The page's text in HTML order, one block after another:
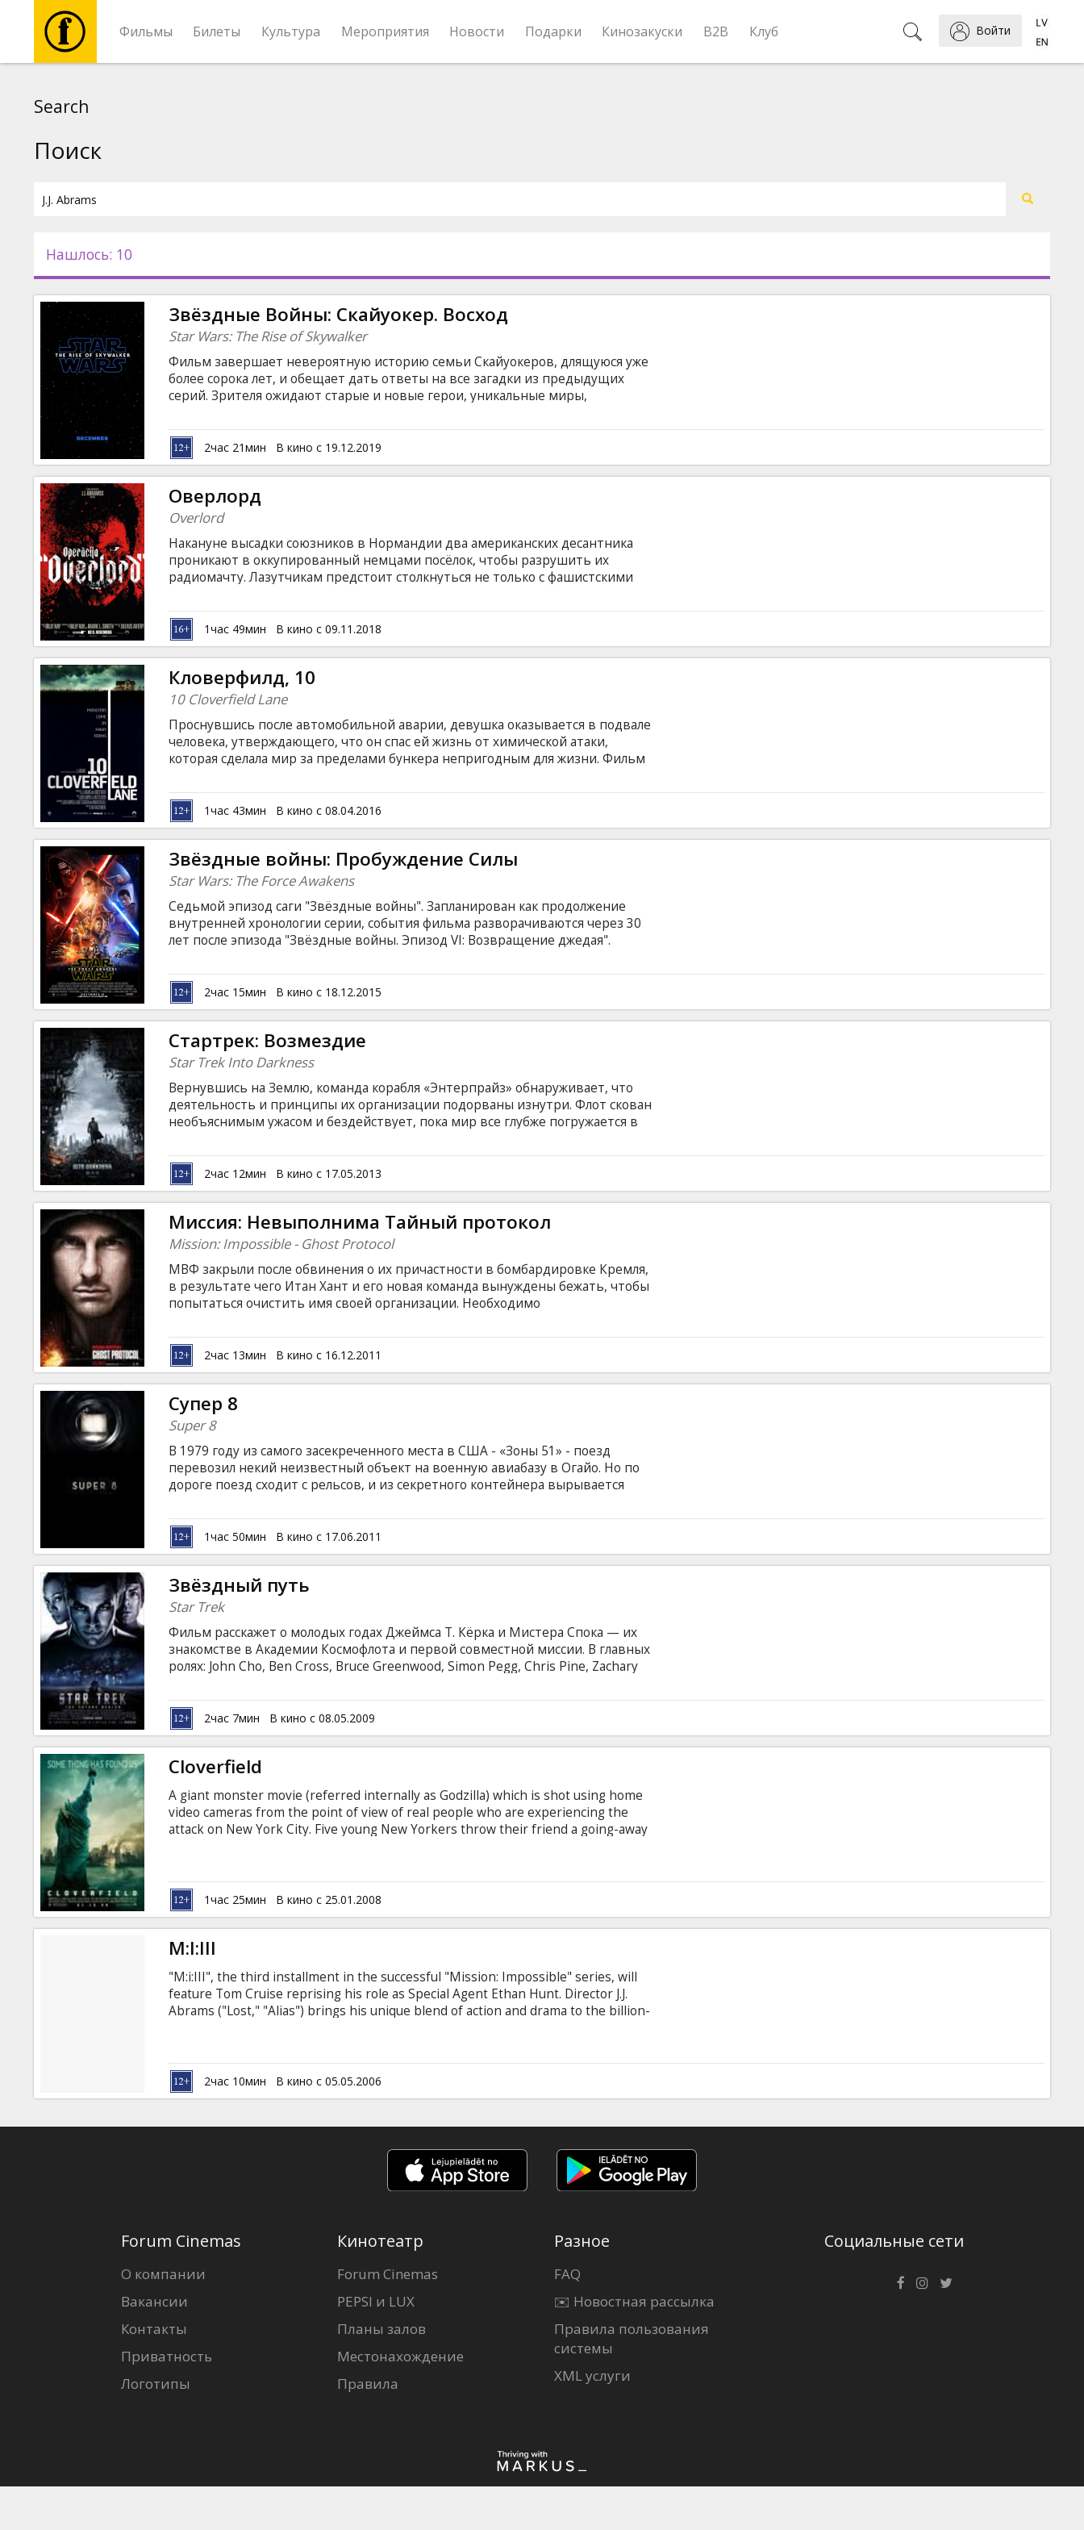
Фильмы Билеты Культура Мероприятия Новости Подарки Кинозакуски B2B Клуб Войти
Новости
Подарки
Кинозакуски
B2B
Клуб
Search
Поиск
Нашлось: 10
Звёздные Войны: Скайуокер. Восход
Star Wars: The Rise of Skywalker
Фильм завершает невероятную историю семьи Скайуокеров, длящуюся уже
более сорока лет, и обещает дать ответы на все загадки из предыдущих
серий. Зрителя ожидают старые и новые герои, уникальные миры,
фантастической саги. Фильм на английском языке с субтитрами на
латышском и русском языках. Фильм в формате 2D и 3D.
2час 21мин В кино с 19.12.2019
Оверлорд
Overlord
Накануне высадки союзников в Нормандии два американских десантника
проникают в оккупированный немцами посёлок, чтобы разрушить их
радиомачту. Лазутчикам предстоит столкнуться не только с фашистскими
экспериментов. Фильм на английском языке с субтитрами на латышском и
русском языках.
1час 49мин В кино с 09.11.2018
Кловерфилд, 10
10 Cloverfield Lane
Проснувшись после автомобильной аварии, девушка оказывается в подвале
человека, утверждающего, что он спас ей жизнь от химической атаки,
которая сделала мир за пределами бункера непригодным для жизни. Фильм
1час 43мин В кино с 08.04.2016
Звёздные войны: Пробуждение Силы
Star Wars: The Force Awakens
Седьмой эпизод саги "Звёздные войны". Запланирован как продолжение
внутренней хронологии серии, события фильма разворачиваются через 30
лет после эпизода "Звёздные войны. Эпизод VI: Возвращение джедая".
Сеансы в формате 2D и 3D.
2час 15мин В кино с 18.12.2015
Стартрек: Возмездие
Star Trek Into Darkness
Вернувшись на Землю, команда корабля «Энтерпрайз» обнаруживает, что
деятельность и принципы их организации подорваны изнутри. Флот скован
необъяснимым ужасом и бездействует, пока мир все глубже погружается в
злодея, ответственного за этот хаос и способного уничтожить все
человечество. В запутанной игре не на жизнь, а на смерть, любовь и дружба
будут принесены в жертву ради единственного, что осталось у Кирка — его
команды. Фильм на английском языке с субтитрами на латышском и русском
языках.
2час 12мин В кино с 17.05.2013
Миссия: Невыполнима Тайный протокол
Mission: Impossible - Ghost Protocol
МВФ закрыли после обвинения о их причастности в бомбардировке Кремля,
в результате чего Итан Хант и его новая команда вынуждены бежать, чтобы
попытаться очистить имя своей организации. Необходимо
вооружиться, и - никому не доверять. Потому, что до сих пор не
разоблачены имена всех изменников. В ролях: Tom Cruise, Jeremy Renner,
Paula Patton, Simon Pegg, Josh Holloway, Léa Seydoux, Michael Nyqvist, Vladimir
Mashkov, Anil Kapoor, Darren Shahlavi, Samuli Edelmann u.c. Режиссер: Brad Bird
Сценарий: Tom Cruise, J.J.
2час 13мин В кино с 16.12.2011
Супер 8
Super 8
В 1979 году из самого засекреченного места в США - «Зоны 51» - поезд
перевозил некий неизвестный объект на военную авиабазу в Огайо. Но по
дороге поезд сходит с рельсов, и из секретного контейнера вырывается
катастрофы удается заснять это на ручную камеру марки Super 8... В ролях:
Kyle Chandler, Elle Fanning, Joel Courtney, Gabriel Basso, Noah Emmerich, Ron
Eldard, Riley Griffiths, Ryan Lee, Zach Mills. Режиссер: J.J. Abrams Автор
сценария: J.J. Abrams Продюсеры: Steven Spielberg, J.J.
1час 50мин В кино с 17.06.2011
Звёздный путь
Star Trek
Фильм расскажет о молодых годах Джеймса Т. Кёрка и Мистера Спока — их
знакомстве в Академии Космофлота и первой совместной миссии. В главных
ролях: John Cho, Ben Cross, Bruce Greenwood, Simon Pegg, Chris Pine, Zachary
Nimoy Pежиссер: J.J. Abrams Фильм на английском языке с субтитрами на
латышском и русском языках.
2час 7мин В кино с 08.05.2009
Cloverfield
A giant monster movie (referred internally as Godzilla) which is shot using home
video cameras from the point of view of real people who are experiencing the
attack on New York City. Five young New Yorkers throw their friend a going-away
attempt to survive the most surreal, horrifying event of their lives. Cast: Michael
Stahl-David, Odet Jasmin, Mike Vogel, Lizzy Kaplan Directed by Matt Reeves
Producers: J.J.
1час 25мин В кино с 25.01.2008
M:I:III
"M:i:III", the third installment in the successful "Mission: Impossible" series, will
feature Tom Cruise reprising his role as Special Agent Ethan Hunt. Director J.J.
Abrams ("Lost," "Alias") brings his unique blend of action and drama to the billion-
Keri Russell, Maggie Q Directed by J.J. Abrams English language with latvian and
russian subtitles.
2час 10мин В кино с 05.05.2006
Forum Cinemas
О компании
Вакансии
Контакты
Приватность
Логотипы
Кинотеатр
Forum Cinemas
PEPSI и LUX
Планы залов
Местонахождение
Правила
Разное
FAQ
✉️ Новостная рассылка
Правила пользования
системы
XML услуги
Социальные сети